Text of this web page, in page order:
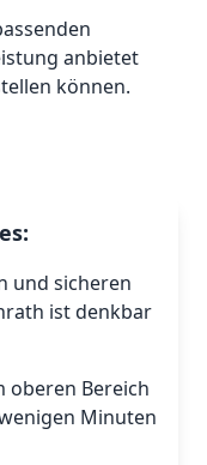
anbietet
können.
und sicheren
ist denkbar
oberen Bereich
Minuten